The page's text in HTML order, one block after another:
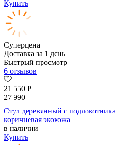
Купить
Суперцена
Доставка за 1 день
Быстрый просмотр
6 отзывов
21 550 Р
27 990
Стул деревянный с
коричневая экокожа
в наличии
Купить